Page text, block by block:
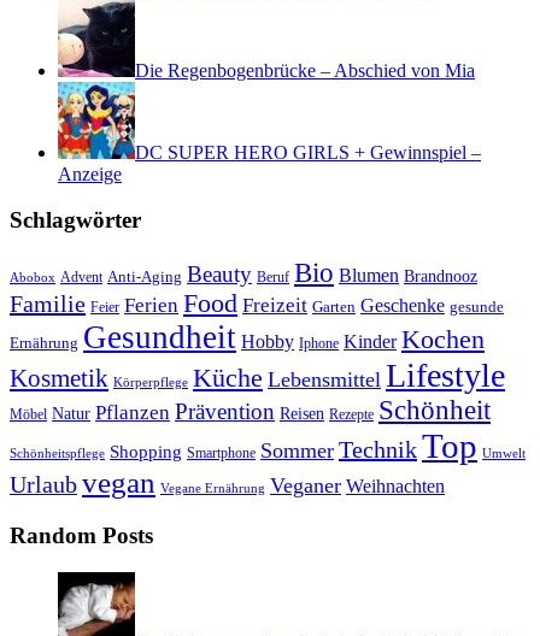
Die Regenbogenbrücke – Abschied von Mia
DC SUPER HERO GIRLS + Gewinnspiel –
Anzeige
Schlagwörter
Abobox Advent Anti-Aging Beauty Beruf Bio Blumen Brandnooz
Familie Feier Ferien Food Freizeit Garten Geschenke gesunde
Ernährung Gesundheit Hobby Iphone Kinder Kochen
Kosmetik Körperpflege Küche Lebensmittel Lifestyle
Möbel Natur Pflanzen Prävention Reisen Rezepte Schönheit
Schönheitspflege Shopping Smartphone Sommer TechnikTop Umwelt
Urlaubvegan Vegane Ernährung Veganer Weihnachten
Random Posts